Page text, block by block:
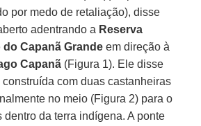
por medo de retaliação), disse
adentrando a Reserva
Capanã Grande em direção à
Capanã (Figura 1). Ele disse
com duas castanheiras
no meio (Figura 2) para o
dentro da terra indígena. A ponte